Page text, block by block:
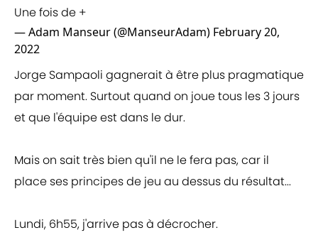
Une fois de +
— Adam Manseur (@ManseurAdam) February 20,
2022
Jorge Sampaoli gagnerait à être plus pragmatique
par moment. Surtout quand on joue tous les 3 jours
et que l'équipe est dans le dur.
Mais on sait très bien qu'il ne le fera pas, car il
place ses principes de jeu au dessus du résultat...
Lundi, 6h55, j'arrive pas à décrocher.